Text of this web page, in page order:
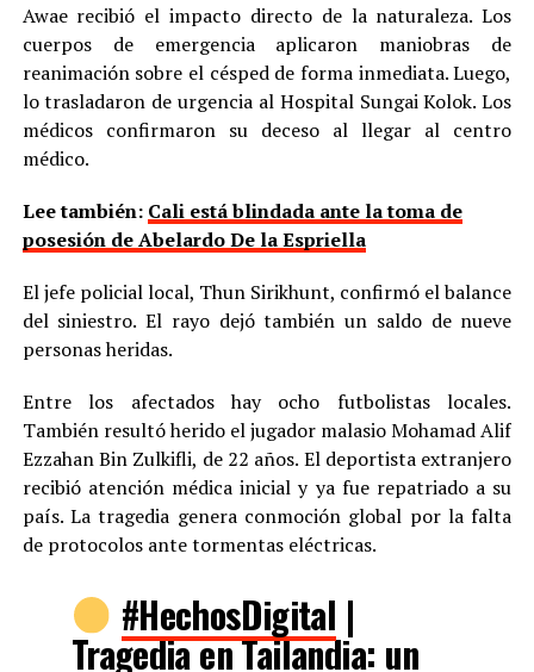
Awae recibió el impacto directo de la naturaleza. Los
cuerpos de emergencia aplicaron maniobras de
reanimación sobre el césped de forma inmediata. Luego,
lo trasladaron de urgencia al Hospital Sungai Kolok. Los
médicos confirmaron su deceso al llegar al centro
médico.
Lee también: Cali está blindada ante la toma de
posesión de Abelardo De la Espriella
El jefe policial local, Thun Sirikhunt, confirmó el balance
del siniestro. El rayo dejó también un saldo de nueve
personas heridas.
Entre los afectados hay ocho futbolistas locales.
También resultó herido el jugador malasio Mohamad Alif
Ezzahan Bin Zulkifli, de 22 años. El deportista extranjero
recibió atención médica inicial y ya fue repatriado a su
país. La tragedia genera conmoción global por la falta
de protocolos ante tormentas eléctricas.
#HechosDigital |
Tragedia en Tailandia: un